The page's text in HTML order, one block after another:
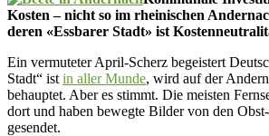
Kosten – nicht so im rheinischen
deren «Essbarer Stadt» ist
Ein vermuteter April-Scherz begeistert
Stadt“ ist in aller Munde, wird auf der
behauptet. Aber es stimmt. Die meisten
dort und haben bewegte Bilder von den
gesendet.